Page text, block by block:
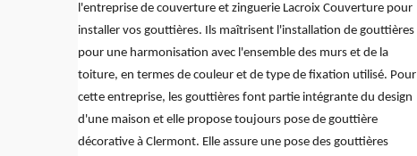
l'entreprise de couverture et zinguerie Lacroix Couverture pour
installer vos gouttières. Ils maîtrisent l'installation de gouttières
pour une harmonisation avec l'ensemble des murs et de la
toiture, en termes de couleur et de type de fixation utilisé. Pour
cette entreprise, les gouttières font partie intégrante du design
d'une maison et elle propose toujours pose de gouttière
décorative à Clermont. Elle assure une pose des gouttières